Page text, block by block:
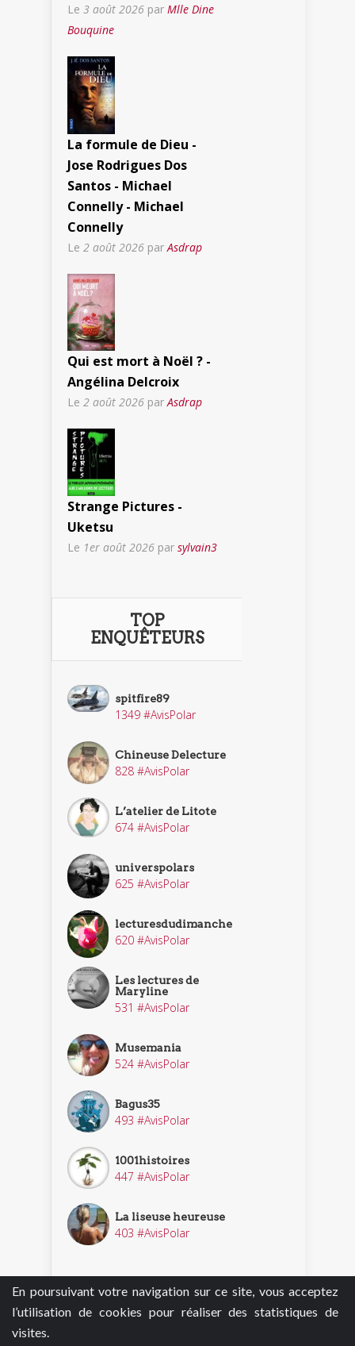
En poursuivant votre navigation sur ce site, vous acceptez
l’utilisation de cookies pour réaliser des statistiques de
visites.
Le 3 août 2026 par Mlle Dine
Bouquine
La formule de Dieu -
Jose Rodrigues Dos
Santos - Michael
Connelly - Michael
Connelly
Le 2 août 2026 parAsdrap
Qui est mort à Noël ? -
Angélina Delcroix
Le 2 août 2026 par Asdrap
Strange Pictures -
Uketsu
Le 1er août 2026 par sylvain3
TOP
ENQUÊTEURS
spitfire89
1349 #AvisPolar
Chineuse Delecture
828 #AvisPolar
L’atelier de Litote
674 #AvisPolar
universpolars
625 #AvisPolar
lecturesdudimanche
620 #AvisPolar
Les lectures de
Maryline
531 #AvisPolar
Musemania
524 #AvisPolar
Bagus35
493 #AvisPolar
1001histoires
447 #AvisPolar
La liseuse heureuse
403 #AvisPolar
Découvrir nos enquêteurs